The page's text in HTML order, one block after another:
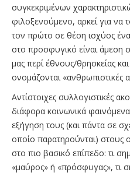
συγκεκριμένων
φιλοξενούμενο, αρκεί για να
τον πρώτο σε θέση ισχύος
στο προσφυγικό είναι άμεση
μας περί έθνους/θρησκείας
ονομάζονται «ανθρωπιστικές
Αντίστοιχες συλλογιστικές
διάφορα κοινωνικά
εξήγηση τους (και πάντα σε
οποίο παρατηρούνται) στους
στο πιο βασικό επίπεδο: τι
«μαύρος» ή «πρόσφυγας», τι